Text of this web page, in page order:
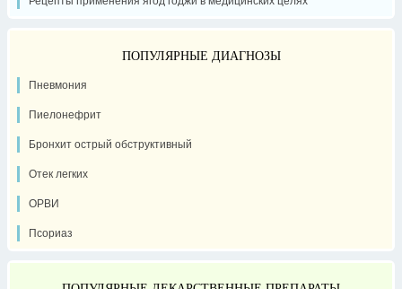
ПОПУЛЯРНЫЕ ДИАГНОЗЫ
Пневмония
Пиелонефрит
Бронхит острый обструктивный
Отек легких
ОРВИ
Псориаз